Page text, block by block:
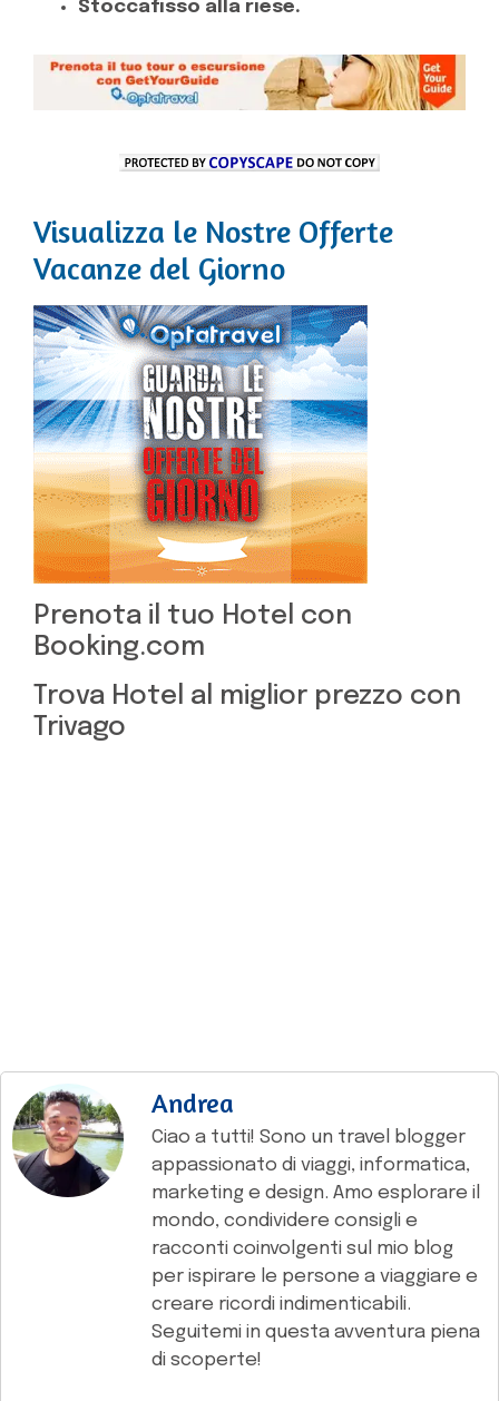
Stoccafisso alla riese.
Visualizza le Nostre Offerte
Vacanze del Giorno
Prenota il tuo Hotel con
Booking.com
Trova Hotel al miglior prezzo con
Trivago
Andrea
Ciao a tutti! Sono un travel blogger
appassionato di viaggi, informatica,
marketing e design. Amo esplorare il
mondo, condividere consigli e
racconti coinvolgenti sul mio blog
per ispirare le persone a viaggiare e
creare ricordi indimenticabili.
Seguitemi in questa avventura piena
di scoperte!